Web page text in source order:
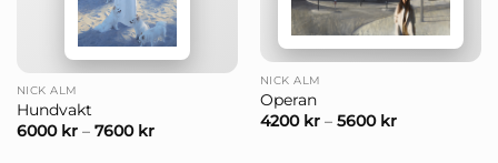
NICK ALM
Hundvakt
6000 kr– 7600 kr
NICK ALM
Operan
4200 kr– 5600 kr